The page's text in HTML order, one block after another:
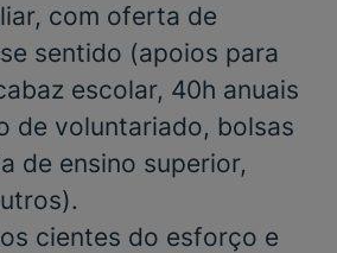
com oferta de
sentido (apoios para
escolar, 40h anuais
de voluntariado, bolsas
de ensino superior,
cientes do esforço e